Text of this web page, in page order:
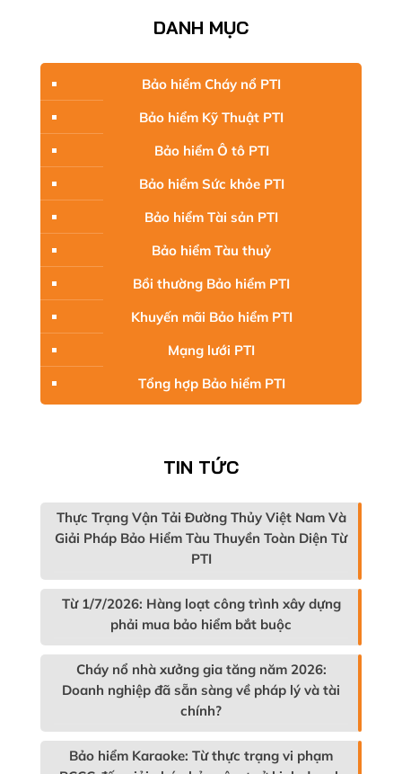
DANH MỤC
Bảo hiểm Cháy nổ PTI
Bảo hiểm Kỹ Thuật PTI
Bảo hiểm Ô tô PTI
Bảo hiểm Sức khỏe PTI
Bảo hiểm Tài sản PTI
Bảo hiểm Tàu thuỷ
Bồi thường Bảo hiểm PTI
Khuyến mãi Bảo hiểm PTI
Mạng lưới PTI
Tổng hợp Bảo hiểm PTI
TIN TỨC
Thực Trạng Vận Tải Đường Thủy Việt Nam Và
Giải Pháp Bảo Hiểm Tàu Thuyền Toàn Diện Từ
PTI
Từ 1/7/2026: Hàng loạt công trình xây dựng
phải mua bảo hiểm bắt buộc
Cháy nổ nhà xưởng gia tăng năm 2026:
Doanh nghiệp đã sẵn sàng về pháp lý và tài
chính?
Bảo hiểm Karaoke: Từ thực trạng vi phạm